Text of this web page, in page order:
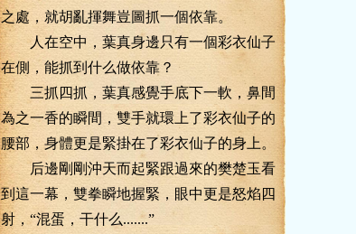
之處，就胡亂揮舞豈圖抓一個依靠。
人在空中，葉真身邊只有一個彩衣仙子
在側，能抓到什么做依靠？
三抓四抓，葉真感覺手底下一軟，鼻間
為之一香的瞬間，雙手就環上了彩衣仙子的
腰部，身體更是緊掛在了彩衣仙子的身上。
后邊剛剛沖天而起緊跟過來的樊楚玉看
到這一幕，雙拳瞬地握緊，眼中更是怒焰四
射，“混蛋，干什么.......”